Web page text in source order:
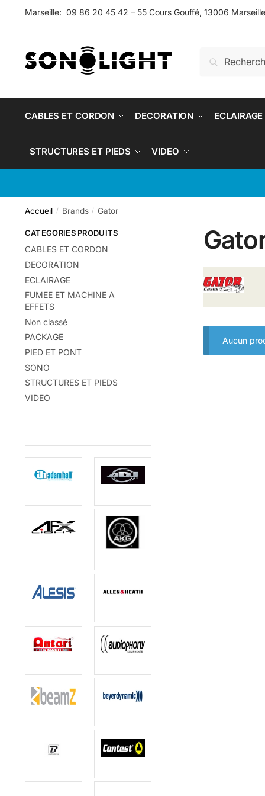
Marseille: 09 86 20 45 42 – 55 Cours Gouffé, 13006 Marseille
pour :
Recherche
CABLES ET CORDON DECORATION ECLAIRAGE
STRUCTURES ET PIEDS VIDEO
Accueil / Brands / Gator
Aucun
CATEGORIES PRODUITS
CABLES ET CORDON
DECORATION
ECLAIRAGE
FUMEE ET MACHINE A
EFFETS
Non classé
PACKAGE
PIED ET PONT
SONO
STRUCTURES ET PIEDS
VIDEO